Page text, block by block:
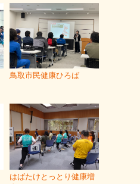
鳥取市民健康ひろば
はばたけとっとり健康増